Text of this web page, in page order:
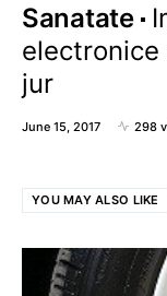
Sanatate
jur
June 15, 2017 298
YOU MAY ALSO LIKE